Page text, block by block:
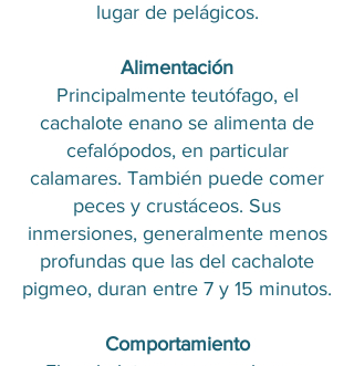
lugar de pelágicos.
Alimentación
Principalmente teutófago, el
cachalote enano se alimenta de
cefalópodos, en particular
calamares. También puede comer
peces y crustáceos. Sus
inmersiones, generalmente menos
profundas que las del cachalote
pigmeo, duran entre 7 y 15 minutos.
Comportamiento